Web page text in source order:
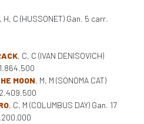
, H, C (HUSSONET) Gan. 5 carr.
, C, C (IVAN DENISOVICH)
MOON, M, M (SONOMA CAT)
, C, M (COLUMBUS DAY) Gan. 17